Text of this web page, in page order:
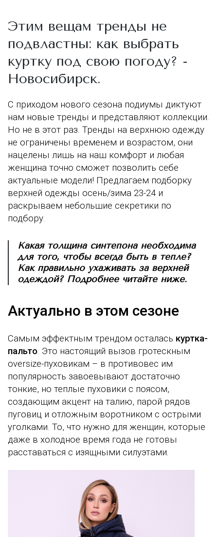
Этим вещам тренды не
подвластны: как выбрать
куртку под свою погоду? -
Новосибирск.
С приходом нового сезона подиумы диктуют
нам новые тренды и представляют коллекции.
Но не в этот раз. Тренды на верхнюю одежду
не ограничены временем и возрастом, они
нацелены лишь на наш комфорт и любая
женщина точно сможет позволить себе
актуальные модели! Предлагаем подборку
верхней одежды осень/зима 23-24 и
раскрываем небольшие секретики по
подбору.
Какая толщина синтепона необходима
для того, чтобы всегда быть в тепле?
Как правильно ухаживать за верхней
одеждой? Подробнее читайте ниже.
Актуально в этом сезоне
Самым эффектным трендом осталась куртка-
пальто. Это настоящий вызов гротескным
oversize-пуховикам – в противовес им
популярность завоевывают достаточно
тонкие, но теплые пуховики с поясом,
создающим акцент на талию, парой рядов
пуговиц и отложным воротником с острыми
уголками. То, что нужно для женщин, которые
даже в холодное время года не готовы
расставаться с изящными силуэтами.